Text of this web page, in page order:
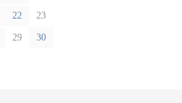
22 23
29 30